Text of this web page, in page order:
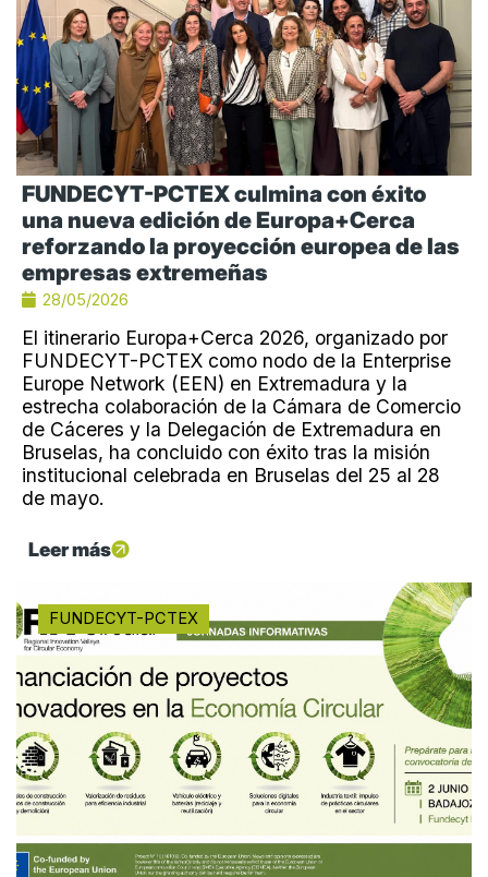
FUNDECYT-PCTEX culmina con éxito
una nueva edición de Europa+Cerca
reforzando la proyección europea de las
empresas extremeñas
28/05/2026
El itinerario Europa+Cerca 2026, organizado por
FUNDECYT-PCTEX como nodo de la Enterprise
Europe Network (EEN) en Extremadura y la
estrecha colaboración de la Cámara de Comercio
de Cáceres y la Delegación de Extremadura en
Bruselas, ha concluido con éxito tras la misión
institucional celebrada en Bruselas del 25 al 28
de mayo.
Leer más
FUNDECYT-PCTEX